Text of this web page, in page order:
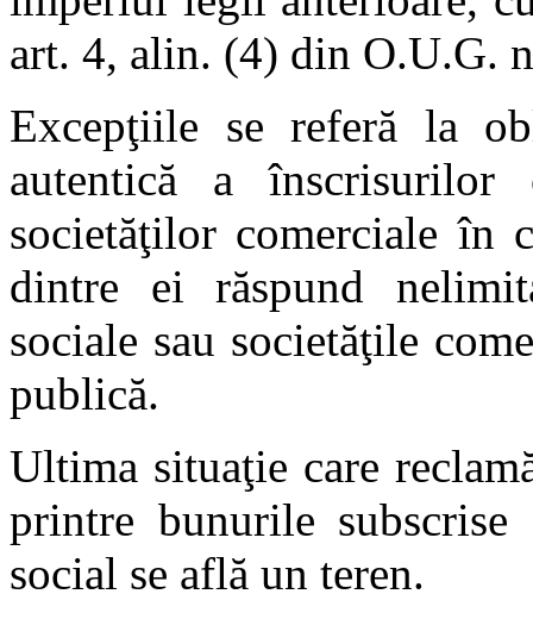
art. 4, alin. (4) din O.U.G.
Excepţiile se referă la
autentică a
societăţilor comerciale în
dintre ei răspund
sociale sau societăţile
publică.
Ultima situaţie care
printre bunurile
social se află un teren.